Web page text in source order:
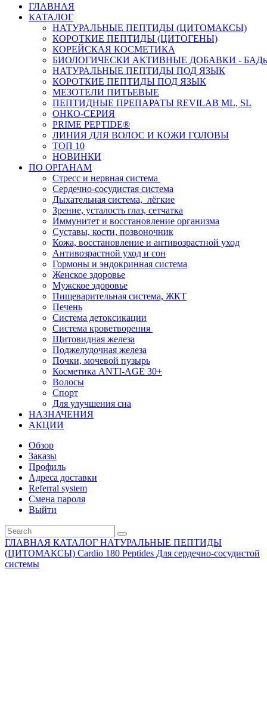
ГЛАВНАЯ
КАТАЛОГ
НАТУРАЛЬНЫЕ ПЕПТИДЫ (ЦИТОМАКСЫ)
КОРОТКИЕ ПЕПТИДЫ (ЦИТОГЕНЫ)
КОРЕЙСКАЯ КОСМЕТИКА
БИОЛОГИЧЕСКИ АКТИВНЫЕ ДОБАВКИ -
НАТУРАЛЬНЫЕ ПЕПТИДЫ ПОД ЯЗЫК
КОРОТКИЕ ПЕПТИДЫ ПОД ЯЗЫК
МЕЗОТЕЛИ ПИТЬЕВЫЕ
ПЕПТИДНЫЕ ПРЕПАРАТЫ REVILAB ML, SL
ОНКО-СЕРИЯ
PRIME PEPTIDE®
ЛИНИЯ ДЛЯ ВОЛОС И КОЖИ ГОЛОВЫ
ТОП 10
НОВИНКИ
ПО ОРГАНАМ
Стресс и нервная система
Сердечно-сосудистая система
Дыхательная система, лёгкие
Зрение, усталость глаз, сетчатка
Иммунитет и восстановление организма
Суставы, кости, позвоночник
Кожа, восстановление и антивозрастной уход
Антивозрастной уход и сон
Гормоны и эндокринная система
Женское здоровье
Мужское здоровье
Пищеварительная система, ЖКТ
Печень
Система детоксикации
Система кроветворения
Щитовидная железа
Поджелудочная железа
Почки, мочевой пузырь
Косметика ANTI-AGE 30+
Волосы
Спорт
Для улучшения сна
НАЗНАЧЕНИЯ
АКЦИИ
Обзор
Заказы
Профиль
Адреса доставки
Referral system
Смена пароля
Выйти
ГЛАВНАЯ КАТАЛОГ НАТУРАЛЬНЫЕ ПЕПТИДЫ
(ЦИТОМАКСЫ) Cardio 180 Peptides Для сердечно-сосудистой
системы